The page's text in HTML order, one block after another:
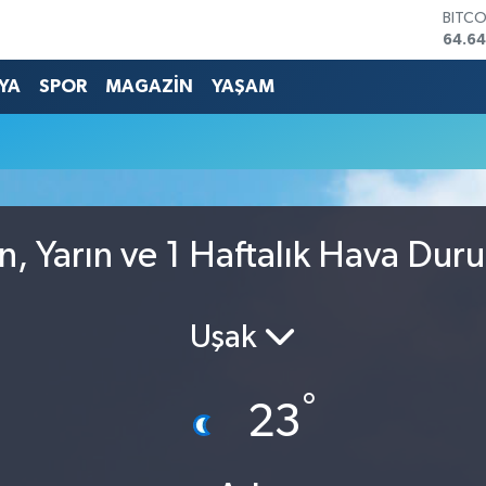
SPOR MAGAZİN YAŞAM
Yarın ve 1 Haftalık Hava
Uşak
23°